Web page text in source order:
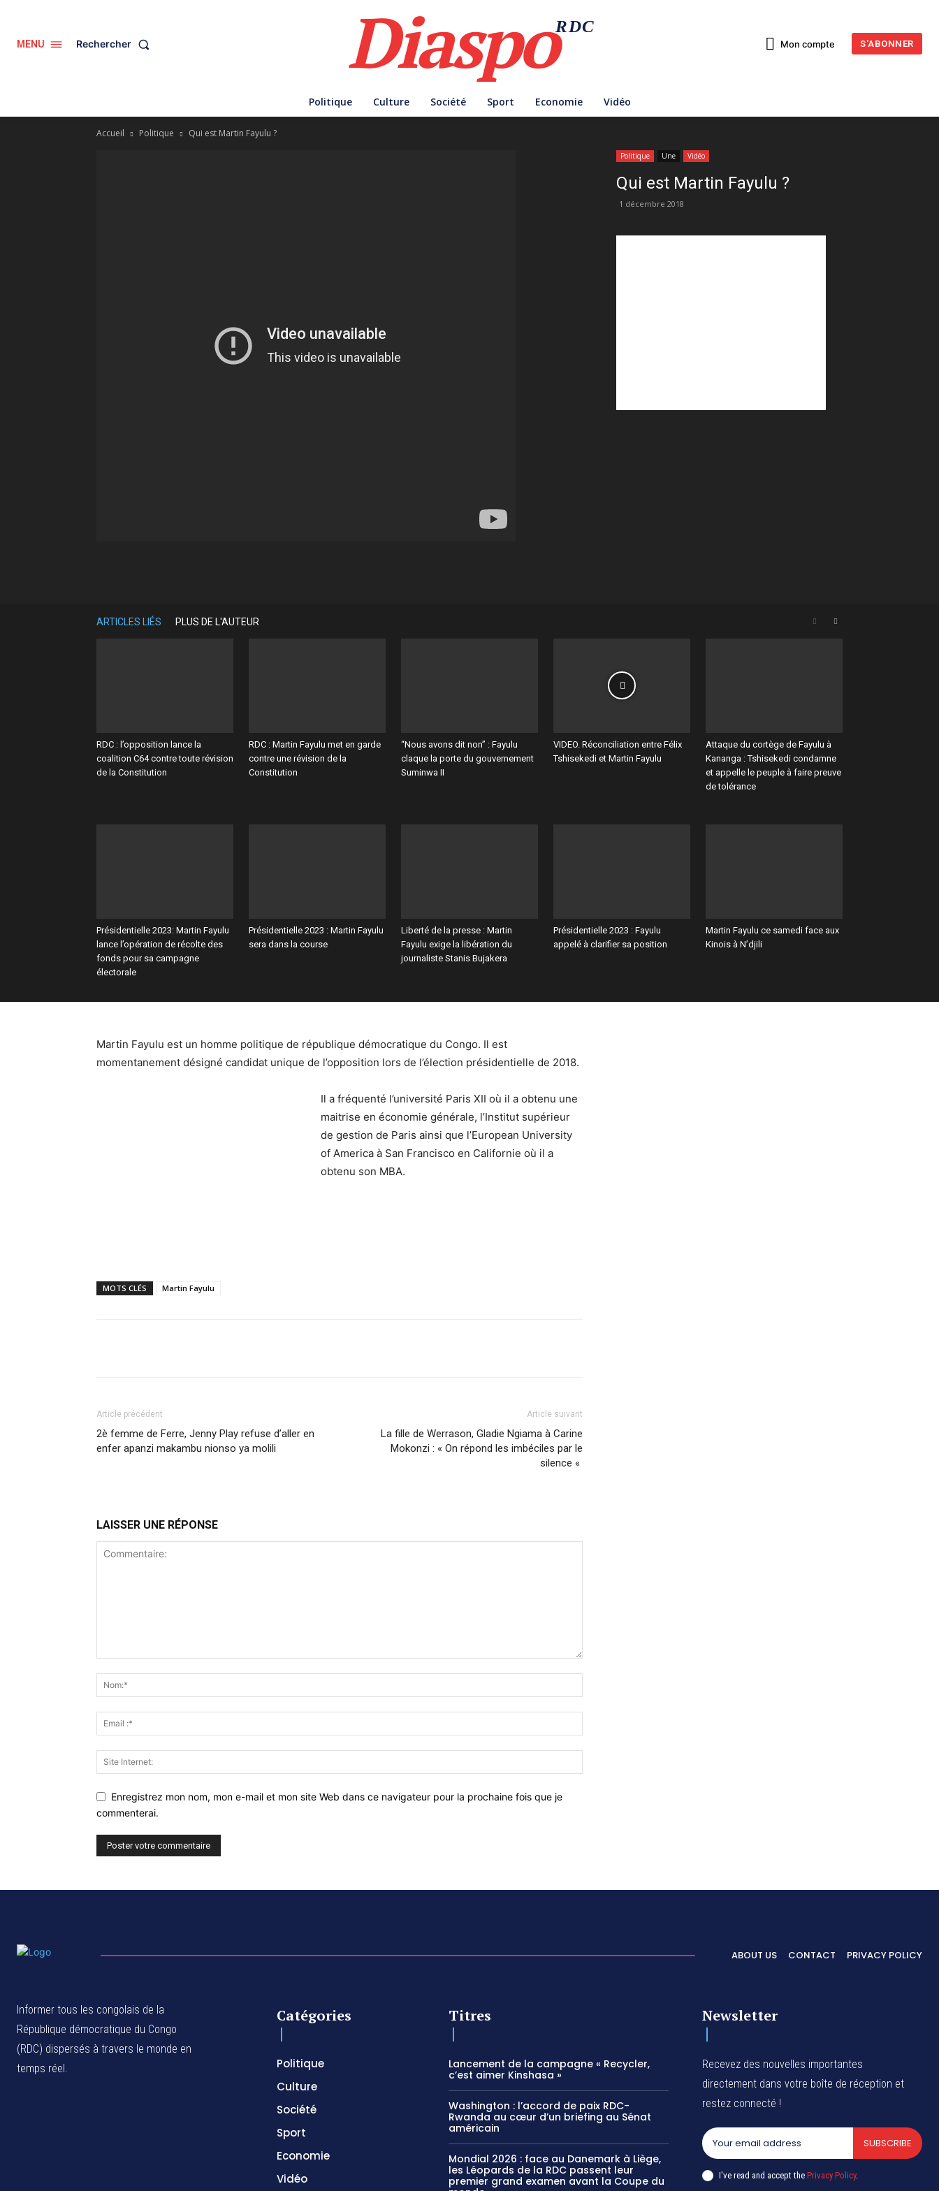
MENU Rechercher DiaspoRDC
Mon compte S'ABONNER
Politique Culture Société Sport Economie Vidéo
Accueil Politique Qui est Martin Fayulu ?
Politique Une Vidéo
Qui est Martin Fayulu ?
1 décembre 2018
ARTICLES LIÉS PLUS DE L'AUTEUR
RDC : l’opposition lance la
coalition C64 contre toute révision
de la Constitution
RDC : Martin Fayulu met en garde
contre une révision de la
Constitution
“Nous avons dit non” : Fayulu
claque la porte du gouvernement
Suminwa II
VIDEO. Réconciliation entre Félix
Tshisekedi et Martin Fayulu
Attaque du cortège de Fayulu à
Kananga : Tshisekedi condamne
et appelle le peuple à faire preuve
de tolérance
Présidentielle 2023: Martin Fayulu
lance l’opération de récolte des
fonds pour sa campagne
électorale
Présidentielle 2023 : Martin Fayulu
sera dans la course
Liberté de la presse : Martin
Fayulu exige la libération du
journaliste Stanis Bujakera
Présidentielle 2023 : Fayulu
appelé à clarifier sa position
Martin Fayulu ce samedi face aux
Kinois à N’djili
Martin Fayulu est un homme politique de république démocratique du Congo. Il est
momentanement désigné candidat unique de l’opposition lors de l’élection présidentielle de 2018.
Il a fréquenté l’université Paris XII où il a obtenu une
maitrise en économie générale, l’Institut supérieur
de gestion de Paris ainsi que l’European University
of America à San Francisco en Californie où il a
obtenu son MBA.
MOTS CLÉS Martin Fayulu
Article précédent
2è femme de Ferre, Jenny Play refuse d’aller en
enfer apanzi makambu nionso ya molili
Article suivant
La fille de Werrason, Gladie Ngiama à Carine
Mokonzi : « On répond les imbéciles par le
silence «
LAISSER UNE RÉPONSE
Enregistrez mon nom, mon e-mail et mon site Web dans ce navigateur pour la prochaine fois que je
commenterai.
ABOUT US CONTACT PRIVACY POLICY
Informer tous les congolais de la
République démocratique du Congo
(RDC) dispersés à travers le monde en
temps réel.
Catégories
Politique
Culture
Société
Sport
Economie
Vidéo
Titres
Lancement de la campagne « Recycler,
c’est aimer Kinshasa »
Washington : l’accord de paix RDC-
Rwanda au cœur d’un briefing au Sénat
américain
Mondial 2026 : face au Danemark à Liège,
les Léopards de la RDC passent leur
premier grand examen avant la Coupe du
Newsletter
Recevez des nouvelles importantes
directement dans votre boîte de réception et
restez connecté !
SUBSCRIBE
I've read and accept thePrivacy Policy.